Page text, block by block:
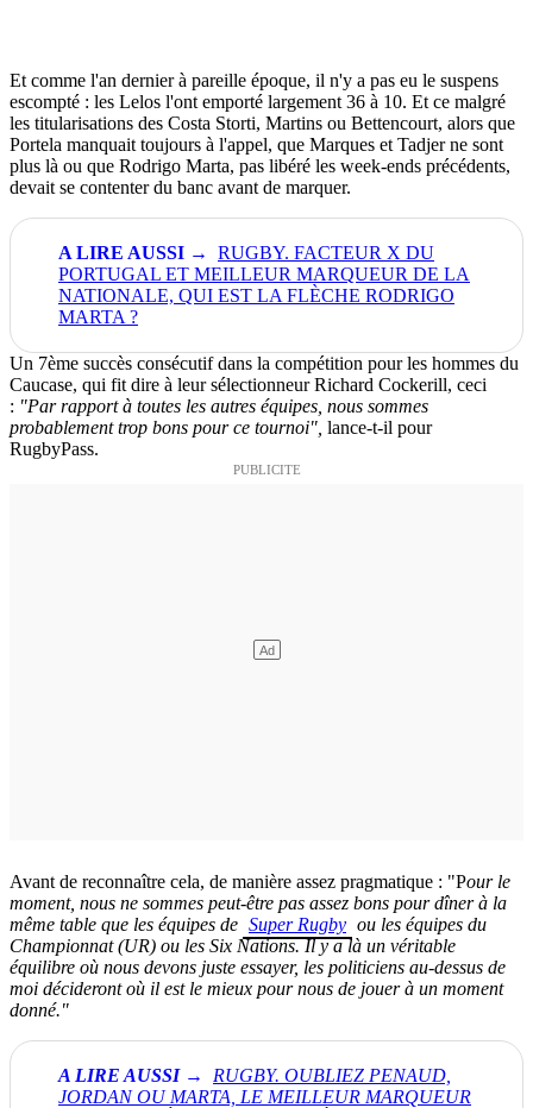
Et comme l'an dernier à pareille époque, il n'y a pas eu le suspens
escompté : les Lelos l'ont emporté largement 36 à 10. Et ce malgré
les titularisations des Costa Storti, Martins ou Bettencourt, alors que
Portela manquait toujours à l'appel, que Marques et Tadjer ne sont
plus là ou que Rodrigo Marta, pas libéré les week-ends précédents,
devait se contenter du banc avant de marquer.
RUGBY. FACTEUR X DU
PORTUGAL ET MEILLEUR MARQUEUR DE LA
NATIONALE, QUI EST LA FLÈCHE RODRIGO
MARTA ?
Un 7ème succès consécutif dans la compétition pour les hommes du
Caucase, qui fit dire à leur sélectionneur Richard Cockerill, ceci
: "Par rapport à toutes les autres équipes, nous sommes
probablement trop bons pour ce tournoi", lance-t-il pour
RugbyPass.
Avant de reconnaître cela, de manière assez pragmatique : "Pour le
moment, nous ne sommes peut-être pas assez bons pour dîner à la
même table que les équipes de Super Rugby ou les équipes du
Championnat (UR) ou les Six Nations. Il y a là un véritable
équilibre où nous devons juste essayer, les politiciens au-dessus de
moi décideront où il est le mieux pour nous de jouer à un moment
donné."
RUGBY. OUBLIEZ PENAUD,
JORDAN OU MARTA, LE MEILLEUR MARQUEUR